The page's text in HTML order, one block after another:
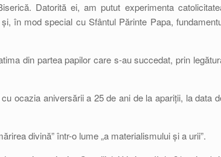
Datorită ei, am putut experimenta
în mod special cu Sfântul Părinte Papa,
din partea papilor care s-au succedat, prin
ocazia aniversării a 25 de ani de la apariții, la data
divină” într-o lume „a materialismului și a urii”.